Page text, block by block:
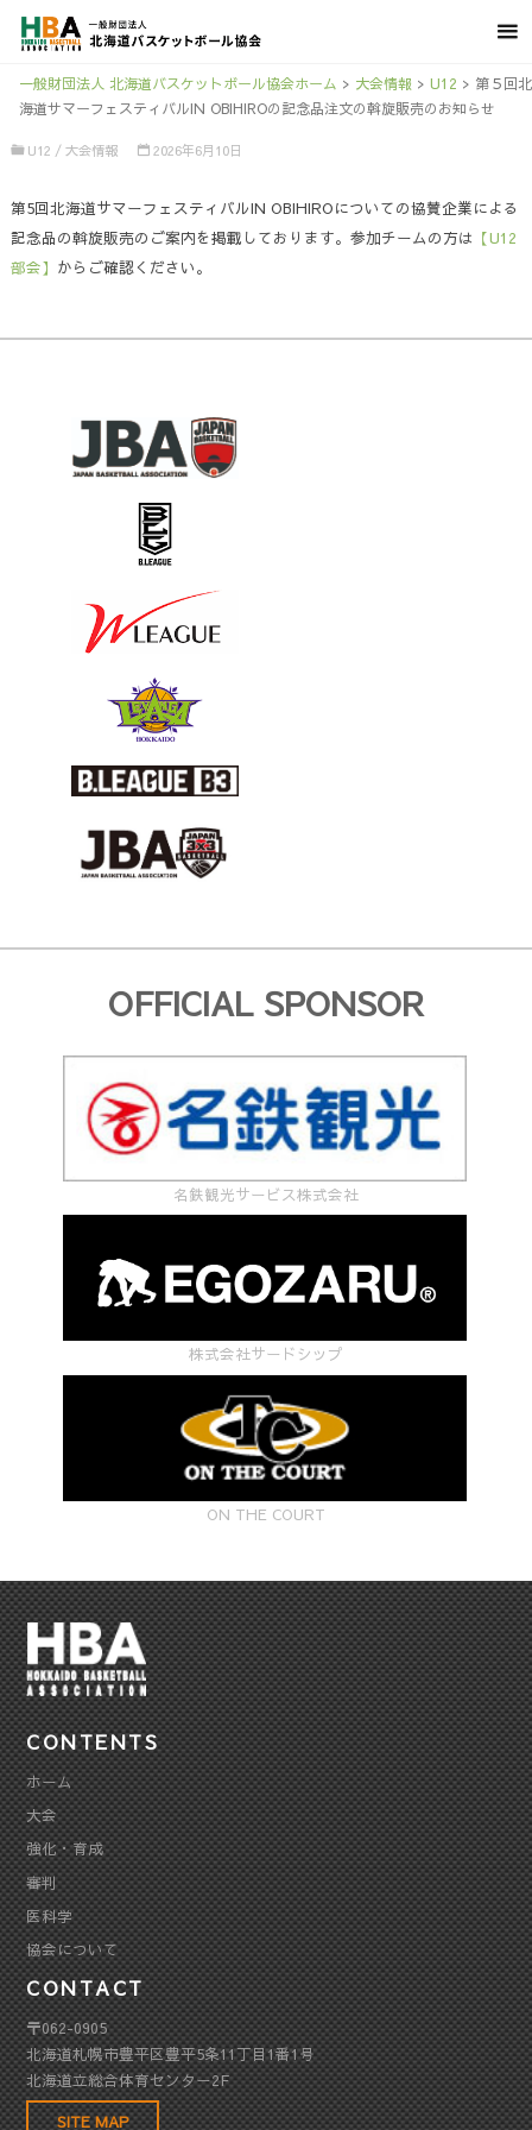
一般財団法人 北海道バスケットボール協会ホーム > 大会情報 > U12 > 第５回北
海道サマーフェスティバルIN OBIHIROの記念品注文の斡旋販売のお知らせ
U12 / 大会情報 2026年6月10日
第5回北海道サマーフェスティバルIN OBIHIROについての協賛企業による
記念品の斡旋販売のご案内を掲載しております。参加チームの方は 【U12
部会】 からご確認ください。
OFFICIAL SPONSOR
名鉄観光サービス株式会社
株式会社サードシップ
ON THE COURT
CONTENTS
ホーム
大会
強化・育成
審判
医科学
協会について
CONTACT
〒062-0905
北海道札幌市豊平区豊平5条11丁目1番1号
北海道立総合体育センター2F
SITE MAP